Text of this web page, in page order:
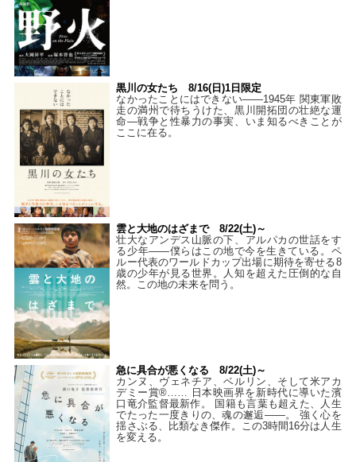
黒川の女たち 8/16(日)1日限定
なかったことにはできない——1945年 関東軍敗
走の満州で待ちうけた、黒川開拓団の壮絶な運
命―戦争と性暴力の事実、いま知るべきことが
ここに在る。
雲と大地のはざまで 8/22(土)～
壮大なアンデス山脈の下、アルパカの世話をす
る少年――僕らはこの地で今を生きている。ペ
ルー代表のワールドカップ出場に期待を寄せる8
歳の少年が見る世界。人知を超えた圧倒的な自
然。この地の未来を問う。
急に具合が悪くなる 8/22(土)～
カンヌ、ヴェネチア、ベルリン、そして米アカ
デミー賞®…… 日本映画界を新時代に導いた濱
口竜介監督最新作。 国籍も言葉も超えた、人生
でたった一度きりの、魂の邂逅――。 強く心を
揺さぶる、比類なき傑作。この3時間16分は人生
を変える。